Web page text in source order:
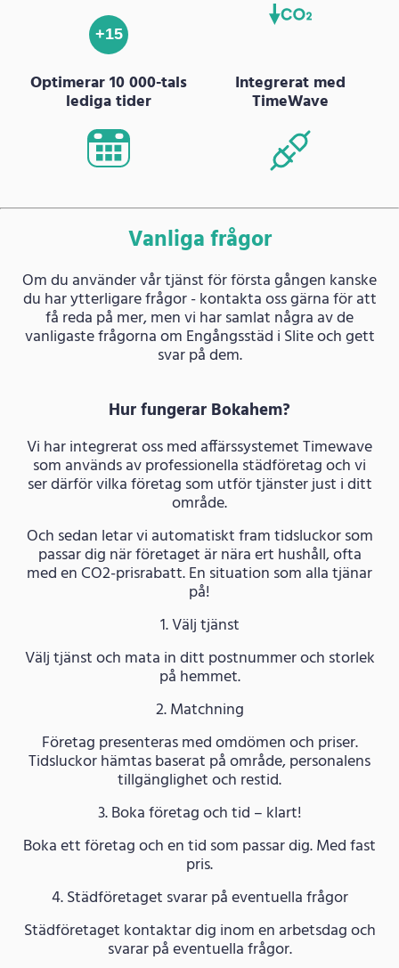
+15
Optimerar 10 000-tals
lediga tider
Integrerat med
TimeWave
Vanliga frågor
Om du använder vår tjänst för första gången kanske
du har ytterligare frågor - kontakta oss gärna för att
få reda på mer, men vi har samlat några av de
vanligaste frågorna om Engångsstäd i Slite och gett
svar på dem.
Hur fungerar Bokahem?
Vi har integrerat oss med affärssystemet Timewave
som används av professionella städföretag och vi
ser därför vilka företag som utför tjänster just i ditt
område.
Och sedan letar vi automatiskt fram tidsluckor som
passar dig när företaget är nära ert hushåll, ofta
med en CO2-prisrabatt. En situation som alla tjänar
på!
1. Välj tjänst
Välj tjänst och mata in ditt postnummer och storlek
på hemmet.
2. Matchning
Företag presenteras med omdömen och priser.
Tidsluckor hämtas baserat på område, personalens
tillgänglighet och restid.
3. Boka företag och tid – klart!
Boka ett företag och en tid som passar dig. Med fast
pris.
4. Städföretaget svarar på eventuella frågor
Städföretaget kontaktar dig inom en arbetsdag och
svarar på eventuella frågor.